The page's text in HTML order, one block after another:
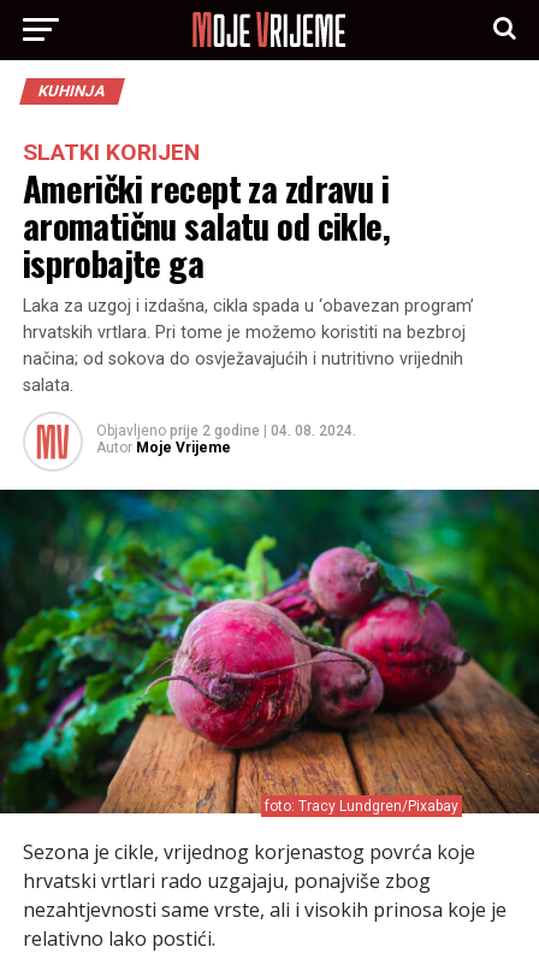
KUHINJA
SLATKI KORIJEN
Američki recept za zdravu i
aromatičnu salatu od cikle,
isprobajte ga
Laka za uzgoj i izdašna, cikla spada u ‘obavezan program’
hrvatskih vrtlara. Pri tome je možemo koristiti na bezbroj
načina; od sokova do osvježavajućih i nutritivno vrijednih
salata.
Objavljeno prije 2 godine
04. 08. 2024.
Autor Moje Vrijeme
foto: Tracy Lundgren/Pixabay
Sezona je cikle, vrijednog korjenastog povrća koje
hrvatski vrtlari rado uzgajaju, ponajviše zbog
nezahtjevnosti same vrste, ali i visokih prinosa koje je
relativno lako postići.